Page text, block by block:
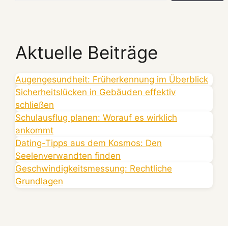
Aktuelle Beiträge
Augengesundheit: Früherkennung im Überblick
Sicherheitslücken in Gebäuden effektiv
schließen
Schulausflug planen: Worauf es wirklich
ankommt
Dating-Tipps aus dem Kosmos: Den
Seelenverwandten finden
Geschwindigkeitsmessung: Rechtliche
Grundlagen